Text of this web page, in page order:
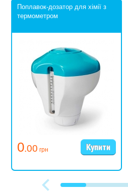
Поплавок-дозатор для хімії з
термометром
0.00 грн